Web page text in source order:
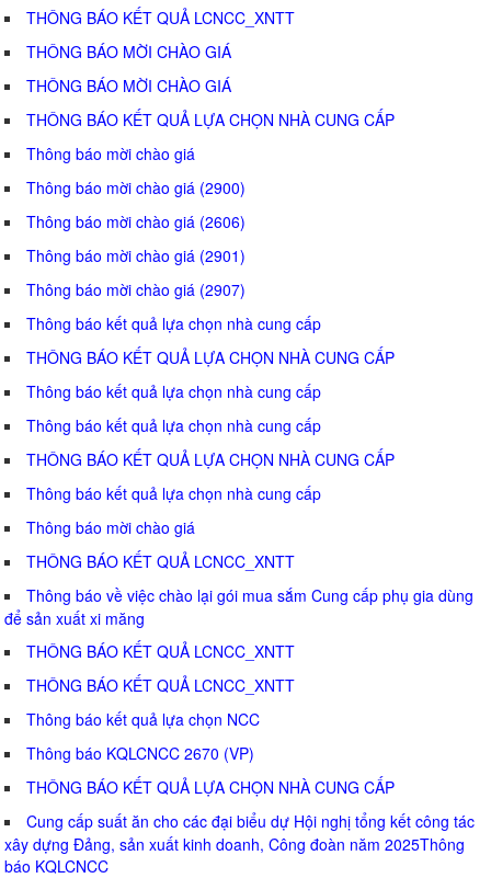
THÔNG BÁO KẾT QUẢ LCNCC_XNTT
THÔNG BÁO MỜI CHÀO GIÁ
THÔNG BÁO MỜI CHÀO GIÁ
THÔNG BÁO KẾT QUẢ LỰA CHỌN NHÀ CUNG CẤP
Thông báo mời chào giá
Thông báo mời chào giá (2900)
Thông báo mời chào giá (2606)
Thông báo mời chào giá (2901)
Thông báo mời chào giá (2907)
Thông báo kết quả lựa chọn nhà cung cấp
THÔNG BÁO KẾT QUẢ LỰA CHỌN NHÀ CUNG CẤP
Thông báo kết quả lựa chọn nhà cung cấp
Thông báo kết quả lựa chọn nhà cung cấp
THÔNG BÁO KẾT QUẢ LỰA CHỌN NHÀ CUNG CẤP
Thông báo kết quả lựa chọn nhà cung cấp
Thông báo mời chào giá
THÔNG BÁO KẾT QUẢ LCNCC_XNTT
Thông báo về việc chào lại gói mua sắm Cung cấp phụ gia dùng
để sản xuất xi măng
THÔNG BÁO KẾT QUẢ LCNCC_XNTT
THÔNG BÁO KẾT QUẢ LCNCC_XNTT
Thông báo kết quả lựa chọn NCC
Thông báo KQLCNCC 2670 (VP)
THÔNG BÁO KẾT QUẢ LỰA CHỌN NHÀ CUNG CẤP
Cung cấp suất ăn cho các đại biểu dự Hội nghị tổng kết công tác
xây dựng Đảng, sản xuất kinh doanh, Công đoàn năm 2025Thông
báo KQLCNCC